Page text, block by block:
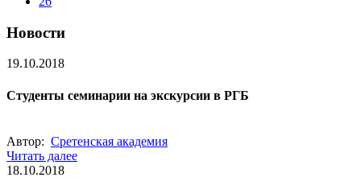
Новости
19.10.2018
Студенты семинарии на экскурсии в РГБ
Автор: Сретенская академия
Читать далее
18.10.2018